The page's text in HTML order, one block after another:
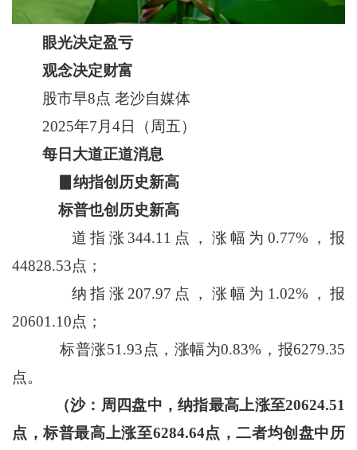
眼光决定盈亏
观念决定财富
股市早8点 老沙自媒体
2025年7月4日（周五）
每日大道正道消息
▊纳指创历史新高
标普也创历史新高
道指涨344.11点，涨幅为0.77%，报
44828.53点；
纳指涨207.97点，涨幅为1.02%，报
20601.10点；
标普涨51.93点，涨幅为0.83%，报6279.35
点。
（沙：周四盘中，纳指最高上涨至20624.51
点，标普最高上涨至6284.64点，二者均创盘中历